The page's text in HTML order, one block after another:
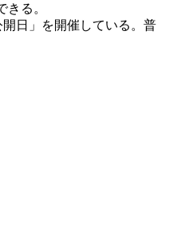
る。
日」を開催している。普